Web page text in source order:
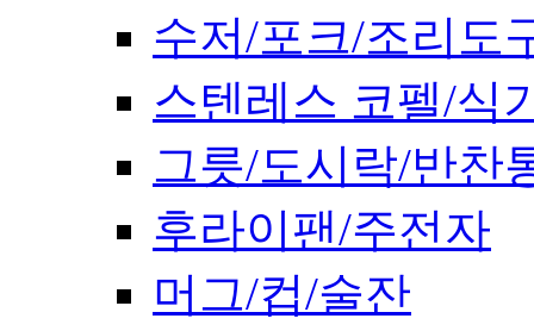
수저/포크/조리도
스텐레스 코펠/식
그릇/도시락/반찬
후라이팬/주전자
머그/컵/술잔